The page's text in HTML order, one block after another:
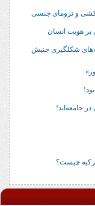
و ترومای جنسی
بر هویت انسان
کتاب «شوق یک خیز بلند» در یک نگاه؛ مروری بر ریشه‌های شکل‎گیری جنبش
جامعه‌اند!
ترکیه چیست؟